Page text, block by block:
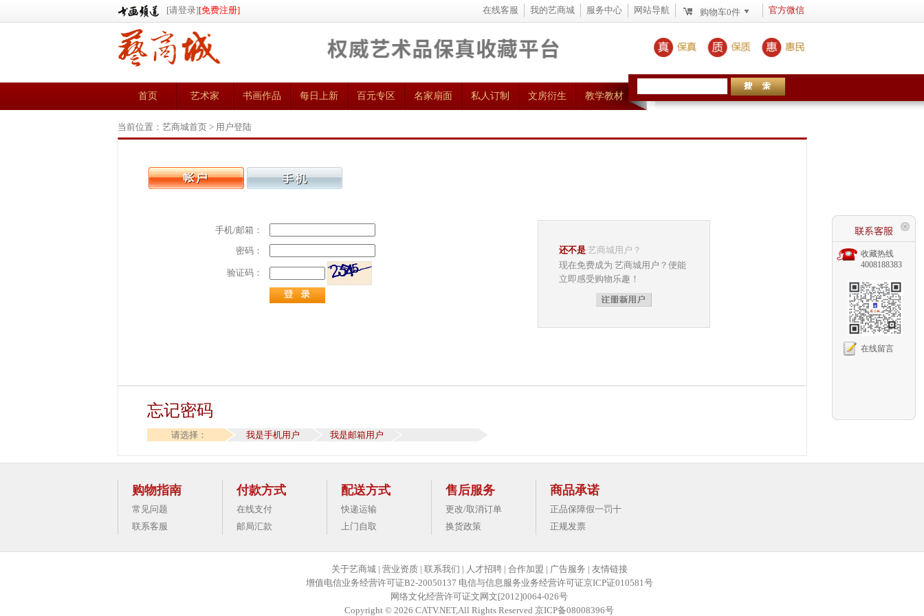
[请登录][免费注册] 在线客服 我的艺商城 服务中心 网站导航 购物车0件 官方微信
首页 艺术家 书画作品 每日上新 百元专区 名家扇面 私人订制 文房衍生 教学教材
当前位置： 艺商城首页> 用户登陆
手机/邮箱：
密码：
验证码：
还不是艺商城用户？
现在免费成为 艺商城用户？便能
立即感受购物乐趣！
忘记密码
请选择： 我是手机用户 我是邮箱用户
收藏热线
4008188383
在线留言
购物指南
常见问题
联系客服
付款方式
在线支付
邮局汇款
配送方式
快递运输
上门自取
售后服务
更改/取消订单
换货政策
商品承诺
正品保障假一罚十
正规发票
关于艺商城| 营业资质| 联系我们 | 人才招聘| 合作加盟 | 广告服务 | 友情链接
增值电信业务经营许可证B2-20050137 电信与信息服务业务经营许可证京ICP证010581号
网络文化经营许可证文网文[2012]0064-026号
Copyright © 2026 CATV.NET,All Rights Reserved 京ICP备08008396号